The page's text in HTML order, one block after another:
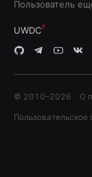
Пользователь
UWDC
© 2010–2026 О
Пользовательское